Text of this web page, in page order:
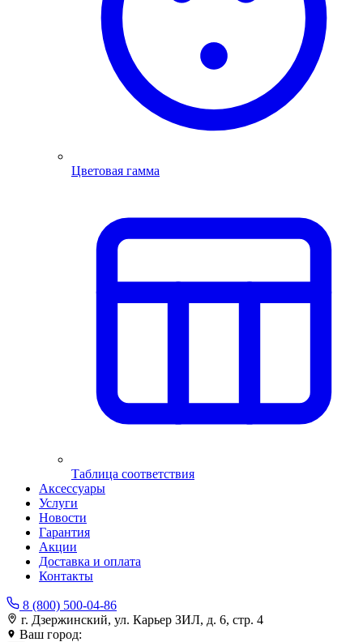
Цветовая гамма
Таблица соответствия
Аксессуары
Услуги
Новости
Гарантия
Акции
Доставка и оплата
Контакты
8 (800) 500-04-86
г. Дзержинский, ул. Карьер ЗИЛ, д. 6, стр. 4
Ваш город: